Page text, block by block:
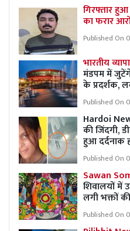
गिरफ्तार हुआ
का फरार
Published On
भारतीय
मंडपम में
के प्रदर्शक,
Published On
Hardoi
की जिंदगी,
हुआ दर्दनाक
Published On
Sawan
शिवालयों में
लगी भक्तों
Published On